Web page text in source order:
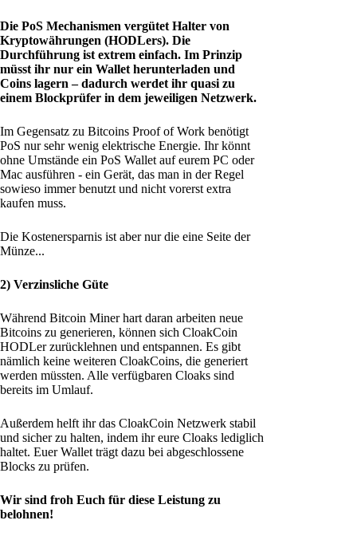
Die PoS Mechanismen vergütet Halter von
Kryptowährungen (HODLers). Die
Durchführung ist extrem einfach. Im Prinzip
müsst ihr nur ein Wallet herunterladen und
Coins lagern – dadurch werdet ihr quasi zu
einem Blockprüfer in dem jeweiligen Netzwerk.
Im Gegensatz zu Bitcoins Proof of Work benötigt
PoS nur sehr wenig elektrische Energie. Ihr könnt
ohne Umstände ein PoS Wallet auf eurem PC oder
Mac ausführen - ein Gerät, das man in der Regel
sowieso immer benutzt und nicht vorerst extra
kaufen muss.
Die Kostenersparnis ist aber nur die eine Seite der
Münze...
2) Verzinsliche Güte
Während Bitcoin Miner hart daran arbeiten neue
Bitcoins zu generieren, können sich CloakCoin
HODLer zurücklehnen und entspannen. Es gibt
nämlich keine weiteren CloakCoins, die generiert
werden müssten. Alle verfügbaren Cloaks sind
bereits im Umlauf.
Außerdem helft ihr das CloakCoin Netzwerk stabil
und sicher zu halten, indem ihr eure Cloaks lediglich
haltet. Euer Wallet trägt dazu bei abgeschlossene
Blocks zu prüfen.
Wir sind froh Euch für diese Leistung zu
belohnen!